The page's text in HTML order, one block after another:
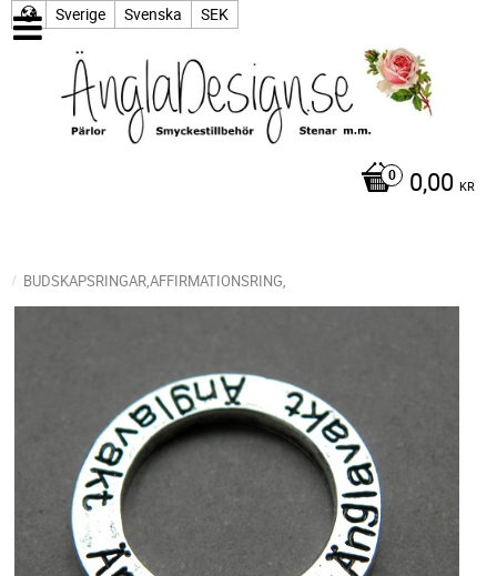
Sverige Svenska SEK
0,00 KR
BUDSKAPSRINGAR,AFFIRMATIONSRING,